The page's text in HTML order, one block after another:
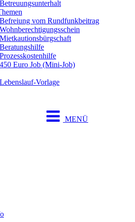
Betreuungsunterhalt
Befreiung vom Rundfunkbeitrag
Wohnberechtigungsschein
Mietkautionsbürgschaft
Beratungshilfe
Prozesskostenhilfe
450 Euro Job (Mini-Job)
Lebenslauf-Vorlage
MENÜ